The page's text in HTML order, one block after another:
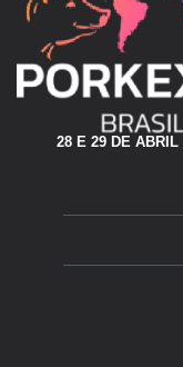
28 E 29 DE